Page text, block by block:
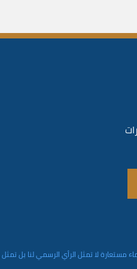
مستعارة لا تمثل الرأي الرسمي لنا بل